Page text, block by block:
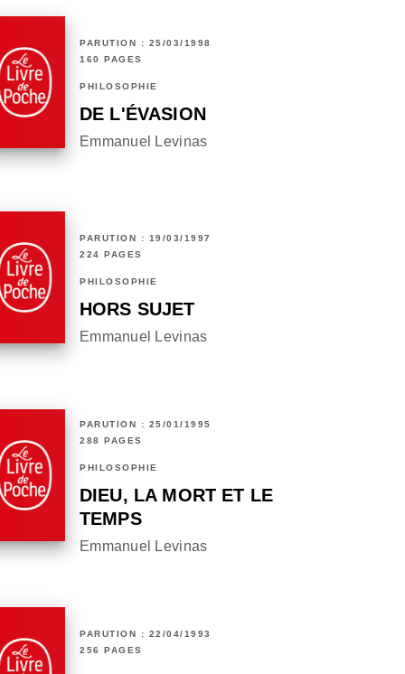
PARUTION : 25/03/1998
160 PAGES
PHILOSOPHIE
DE L'ÉVASION
Emmanuel Levinas
PARUTION : 19/03/1997
224 PAGES
PHILOSOPHIE
HORS SUJET
Emmanuel Levinas
PARUTION : 25/01/1995
288 PAGES
PHILOSOPHIE
DIEU, LA MORT ET LE
TEMPS
Emmanuel Levinas
PARUTION : 22/04/1993
256 PAGES